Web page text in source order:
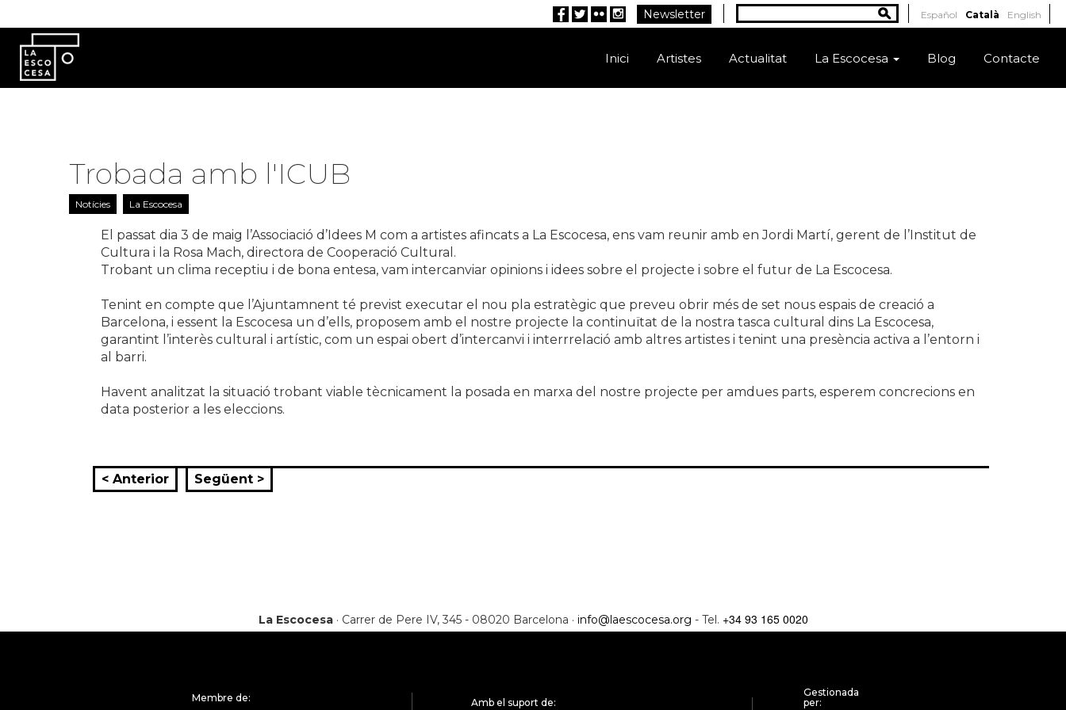
Español Català English
Formulari de cerca
Newsletter
Facebook
Twitter
FlickrInstagram
Inici Artistes Actualitat La Escocesa Blog Contacte
Trobada amb l'ICUB
Notícies La Escocesa
El passat dia 3 de maig l’Associació d’Idees M com a artistes afincats a La Escocesa, ens vam reunir amb en Jordi Martí, gerent de l’Institut de
Cultura i la Rosa Mach, directora de Cooperació Cultural.
Trobant un clima receptiu i de bona entesa, vam intercanviar opinions i idees sobre el projecte i sobre el futur de La Escocesa.
Tenint en compte que l’Ajuntamnent té previst executar el nou pla estratègic que preveu obrir més de set nous espais de creació a
Barcelona, i essent la Escocesa un d’ells, proposem amb el nostre projecte la continuïtat de la nostra tasca cultural dins La Escocesa,
garantint l’interès cultural i artístic, com un espai obert d’intercanvi i interrrelació amb altres artistes i tenint una presència activa a l’entorn i
al barri.
Havent analitzat la situació trobant viable tècnicament la posada en marxa del nostre projecte per amdues parts, esperem concrecions en
data posterior a les eleccions.
< Anterior Següent >
La Escocesa· Carrer de Pere IV, 345 - 08020 Barcelona · info@laescocesa.org - Tel. +34 93 165 0020
Membre de: Amb el suport de:
Gestionada
per: